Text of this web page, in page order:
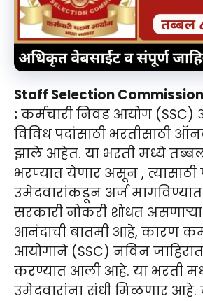
Staff Selection
:कर्मचारी निवड आयोग (SSC)
विविधपदांसाठी भरतीसाठी
झाले आहेत. या भरती मध्ये
भरण्यात येणार असून ,
उमेदवारांकडून अर्ज
सरकारी नोकरी शोधत
आनंदाची बातमी आहे, कारण
आयोगाने (SSC) नविन
करण्यात आली आहे. या भरती मध्ये
उमेदवारांना संधी मिळणार आहे.